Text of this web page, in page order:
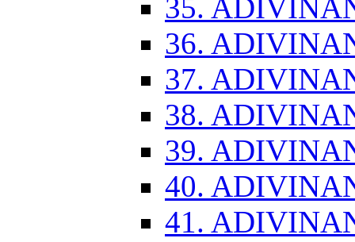
35.
36.
37.
38.
39.
40.
41.